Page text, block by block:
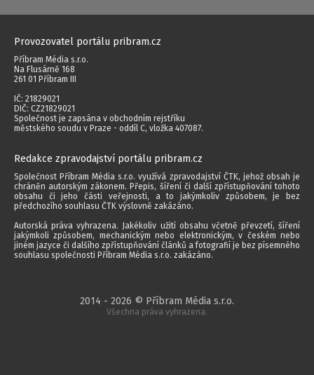
Provozovatel portálu pribram.cz
Příbram Média s.r.o.
Na Flusárně 168
261 01 Příbram III
IČ: 21829021
DIČ: CZ21829021
Společnost je zapsána v obchodním rejstříku
městského soudu v Praze - oddíl C, vložka 407087.
Redakce zpravodajství portálu pribram.cz
Společnost Příbram Média s.r.o. využívá zpravodajství ČTK, jehož obsah je
chráněn autorským zákonem. Přepis, šíření či další zpřístupňování tohoto
obsahu či jeho části veřejnosti, a to jakýmkoliv způsobem, je bez
předchozího souhlasu ČTK výslovně zakázáno.
Autorská práva vyhrazena. Jakékoliv užití obsahu včetně převzetí, šíření
jakýmkoli způsobem, mechanickým nebo elektronickým, v českém nebo
jiném jazyce či dalšího zpřístupňování článků a fotografií je bez písemného
souhlasu společnosti Příbram Média s.r.o. zakázáno.
2014 - 2026 © Příbram Média s.r.o.
Všechna práva vyhrazena.